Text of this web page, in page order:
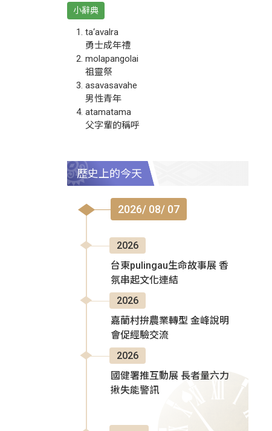
小辭典
ta‘avalra
勇士成年禮
molapangolai
祖靈祭
asavasavahe
男性青年
atamatama
父字輩的稱呼
歷史上的今天
2026/ 08/ 07
2026
台東pulingau生命故事展 香
氛串起文化連結
2026
嘉蘭村拚農業轉型 金峰說明
會促經驗交流
2026
國健署推互動展 長者量六力
揪失能警訊